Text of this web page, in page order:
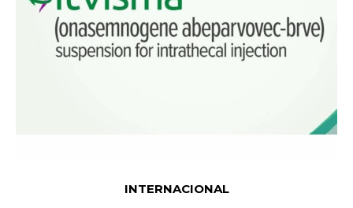
INTERNACIONAL